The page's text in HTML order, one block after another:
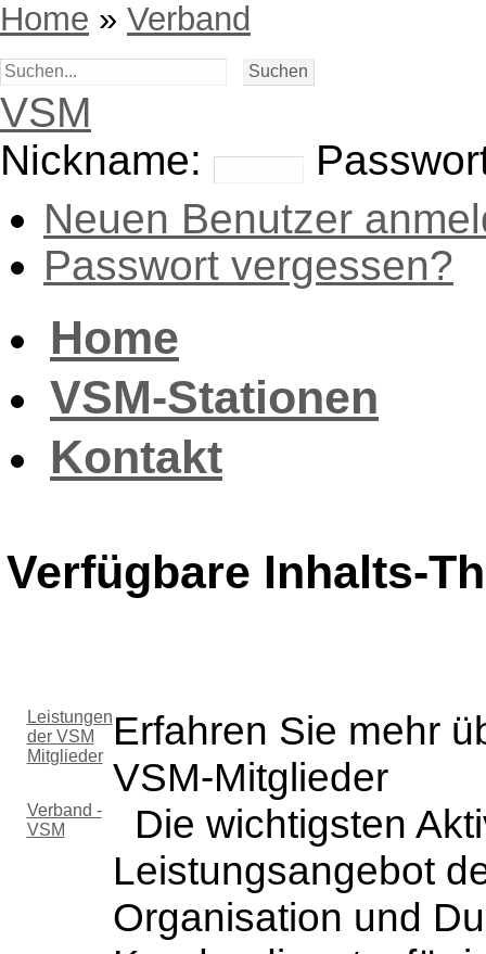
Home » Verband
VSM
Nickname:
Neuen Benutzer
Passwort vergessen?
Home
VSM-Stationen
Kontakt
Verfügbare Inhalts-
Leistungen
der VSM
Mitglieder
Erfahren Sie mehr
VSM-Mitglieder
Verband -
VSM
Die wichtigsten
Leistungsangebot
Organisation und